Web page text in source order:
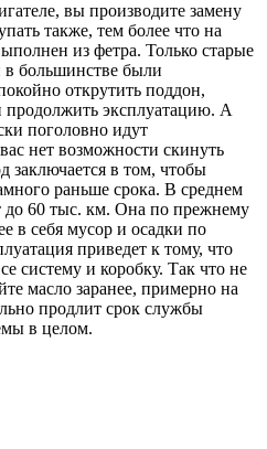
вы производите замену
также, тем более что на
из фетра. Только старые
в большинстве были
открутить поддон,
продолжить эксплуатацию. А
поголовно идут
нет возможности скинуть
в том, чтобы
раньше срока. В среднем
до 60 тыс. км. Она по прежнему
в себя мусор и осадки по
приведет к тому, что
систему и коробку. Так что не
масло заранее, примерно на
продлит срок службы
в целом.